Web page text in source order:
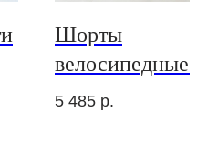
Шорты
велосипедные
софт
5 485 р.